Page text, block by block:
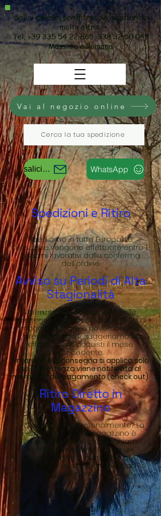
Cerca la tua spedizione
salicievimini@gmail.com WhatsApp
Copyright
Spedizioni e Ritiro
Spediamo in tutta Europa! Le
consegne vengono effettuate entro 1-
5 giorni lavorativi dalla conferma
dell'ordine.
Avviso su Periodi di Alta
Stagionalità
Attenzione: Rallentamenti nelle
consegne sono possibili nei mesi di
maggio, ottobre e novembre. Per
prevenire ritardi, suggeriamo di
effettuare gli acquisti il mese
precedente.
Il ritardo nella consegna si applica solo
se l'avvertenza viene notificata al
momento del pagamento (check out).
Ritiro Diretto in
Magazzino
Preferite ritirare personalmente? La
vendita diretta in magazzino è
sempre disponibile. Vi preghiamo
semplicemente di fissare un
appuntamento in anticipo per
garantirvi un servizio rapido ed
efficiente.
Vai al negozio online
Salici e vimini per intreccio, legatura e
molto altro.
Tel. +39 335 54 22 865,338 32 50 048
Massimo e Romana